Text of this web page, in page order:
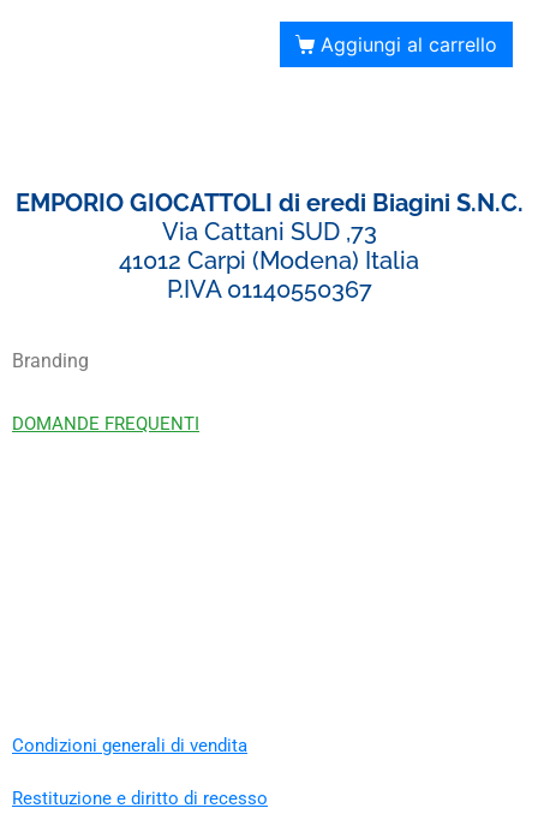
Aggiungi al carrello
EMPORIO GIOCATTOLI di eredi Biagini S.N.C.
Via Cattani SUD ,73
41012 Carpi (Modena) Italia
P.IVA 01140550367
Branding
DOMANDE FREQUENTI
Condizioni generali di vendita
Restituzione e diritto di recesso